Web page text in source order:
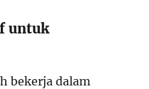
untuk
bekerja dalam